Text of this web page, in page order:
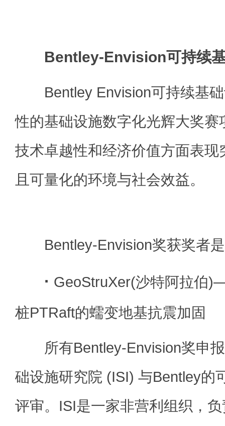
Bentley-Envision可持续
Bentley Envision可持续基础
性的基础设施数字化光辉大奖赛
技术卓越性和经济价值方面表现
且可量化的环境与社会效益。
Bentley-Envision奖获奖者是
· GeoStruXer(沙特阿拉伯
桩PTRaft的蠕变地基抗震加固
所有Bentley-Envision奖申报
础设施研究院 (ISI) 与Bentley的
评审。ISI是一家非营利组织，